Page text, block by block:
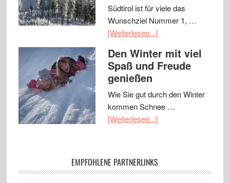
Südtirol ist für viele das
Wunschziel Nummer 1, …
[Weiterlesen...]
Den Winter mit viel
Spaß und Freude
genießen
Wie Sie gut durch den Winter
kommen Schnee …
[Weiterlesen...]
EMPFOHLENE PARTNERLINKS